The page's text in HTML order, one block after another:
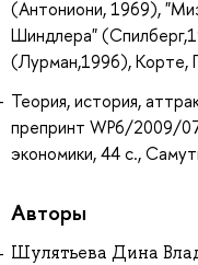
(Антониони, 1969),
Шиндлера"
(Лурман,1996), Корте,
Теория, история,
препринт WP6/2009/
экономики, 44 с.,
Авторы
Шулятьева Дина